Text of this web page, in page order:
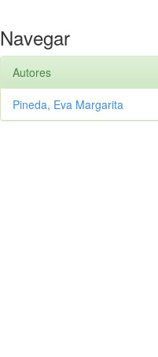
Navegar
Autores
Pineda, Eva Margarita